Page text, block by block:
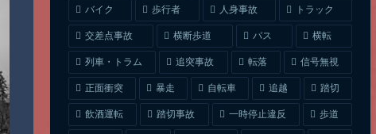
バイク 歩行者 人身事故 トラック
交差点事故 横断歩道 バス 横転
列車・トラム 追突事故 転落 信号無視
正面衝突 暴走 自転車 追越 踏切
飲酒運転 踏切事故 一時停止違反 歩道